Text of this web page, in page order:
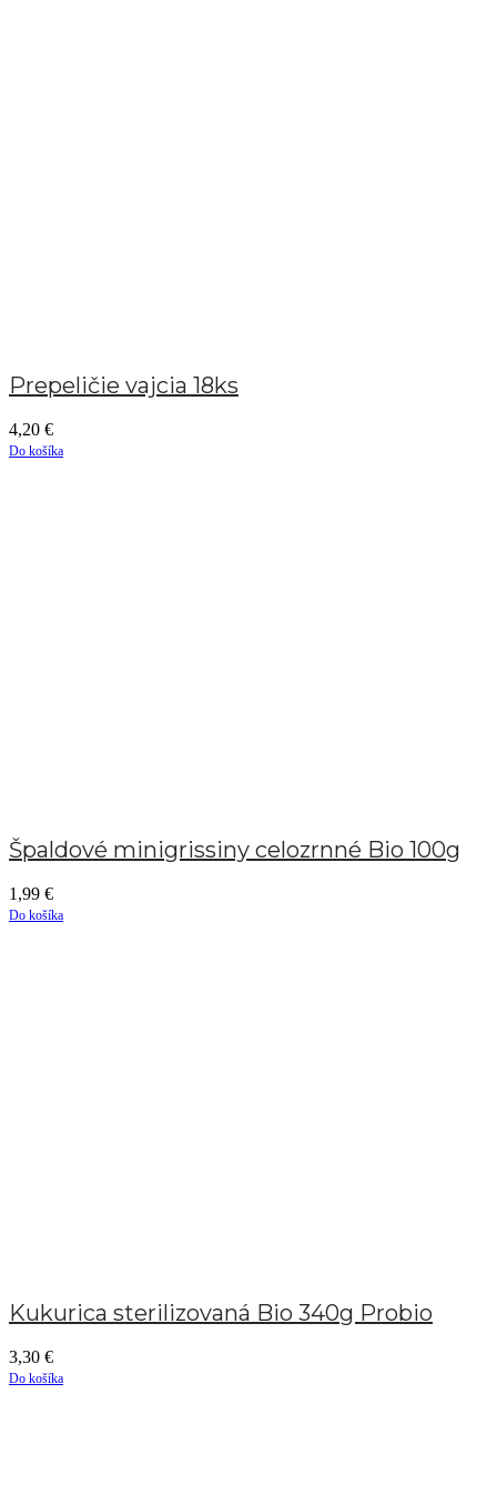
Prepeličie vajcia 18ks
4,20 €
Do košíka
Špaldové minigrissiny celozrnné Bio 100g
1,99 €
Do košíka
Kukurica sterilizovaná Bio 340g Probio
3,30 €
Do košíka